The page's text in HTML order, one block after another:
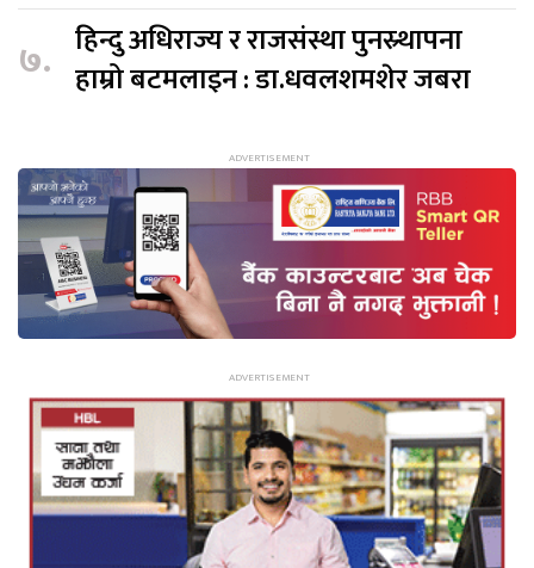
७. हिन्दु अधिराज्य र राजसंस्था पुनस्र्थापना
हाम्रो बटमलाइन : डा.धवलशमशेर जबरा